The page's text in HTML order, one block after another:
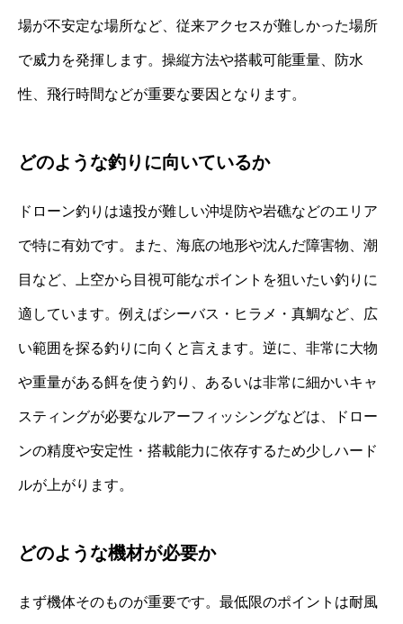
場が不安定な場所など、従来アクセスが難しかった場所
で威力を発揮します。操縦方法や搭載可能重量、防水
性、飛行時間などが重要な要因となります。
どのような釣りに向いているか
ドローン釣りは遠投が難しい沖堤防や岩礁などのエリア
で特に有効です。また、海底の地形や沈んだ障害物、潮
目など、上空から目視可能なポイントを狙いたい釣りに
適しています。例えばシーバス・ヒラメ・真鯛など、広
い範囲を探る釣りに向くと言えます。逆に、非常に大物
や重量がある餌を使う釣り、あるいは非常に細かいキャ
スティングが必要なルアーフィッシングなどは、ドロー
ンの精度や安定性・搭載能力に依存するため少しハード
ルが上がります。
どのような機材が必要か
まず機体そのものが重要です。最低限のポイントは耐風